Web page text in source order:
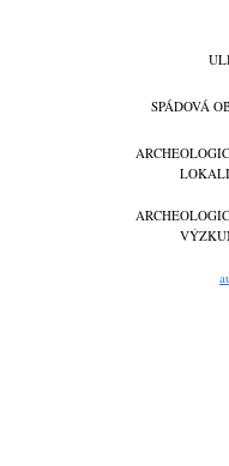
SPÁDOVÁ